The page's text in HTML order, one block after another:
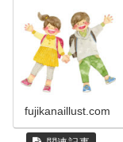
fujikanaillust.com